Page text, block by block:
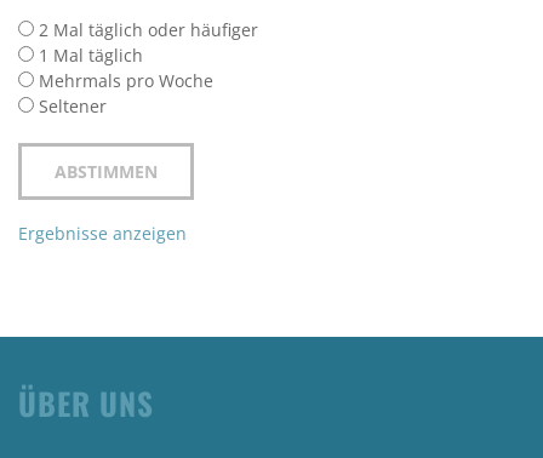
2 Mal täglich oder häufiger
1 Mal täglich
Mehrmals pro Woche
Seltener
Ergebnisse anzeigen
ÜBER UNS